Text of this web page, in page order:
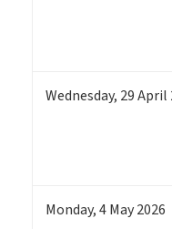
Wednesday, 29April
Monday,4May 2026